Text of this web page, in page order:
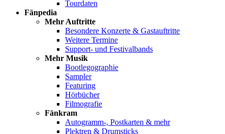
Tourdaten
Fänpedia
Mehr Auftritte
Besondere Konzerte & Gastauftritte
Weitere Termine
Support- und Festivalbands
Mehr Musik
Bootlegographie
Sampler
Featuring
Hörbücher
Filmografie
Fänkram
Autogramm-, Postkarten & mehr
Plektren & Drumsticks